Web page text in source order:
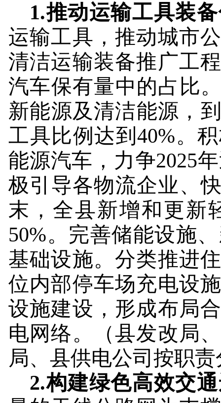
1.推动运输工具装
运输工具，推动城市
清洁运输装备推广工
汽车保有量中的占比
新能源及清洁能源，
工具比例达到40%。
能源汽车，力争2025
极引导各物流企业、
末，全县新增和更新
50%。完善储能设施
基础设施。分类推进
位内部停车场充电设
设施建设，形成布局
电网络。
（县发改局
局、县供电公司按职
2.构建绿色高效交